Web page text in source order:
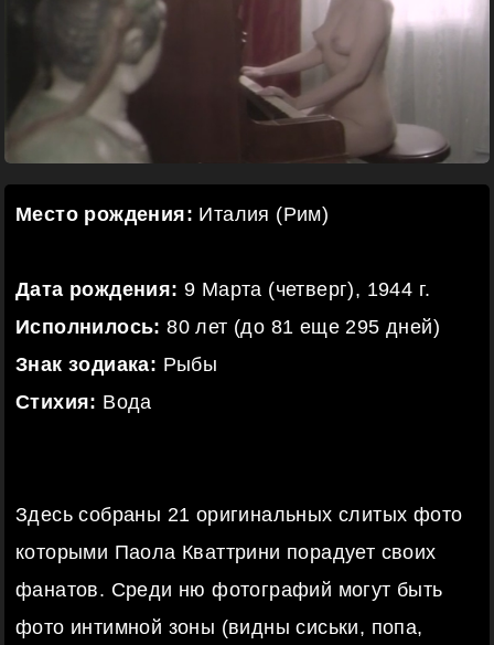
Место рождения: Италия (Рим)
Дата рождения: 9 Марта (четверг), 1944 г.
Исполнилось: 80 лет (до 81 еще 295 дней)
Знак зодиака: Рыбы
Стихия: Вода
Здесь собраны 21 оригинальных слитых фото
которыми Паола Кваттрини порадует своих
фанатов. Среди ню фотографий могут быть
фото интимной зоны (видны сиськи, попа,